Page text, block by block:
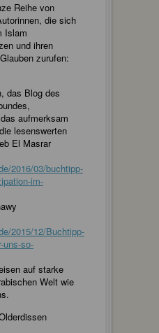
Reihe von
die sich
Islam
und ihren
zurufen:
das Blog des
aufmerksam
lesenswerten
El Masrar
2016/03/buchtipp-
im-
2015/12/Buchtipp-
uns-so-
auf starke
Welt wie